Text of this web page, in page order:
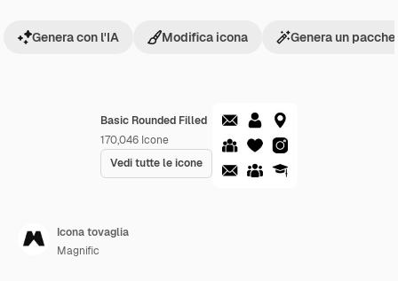
Basic Rounded Filled
170,046 Icone
Vedi tutte le icone
Genera con l'IA Modifica icona Genera un
Icona tovaglia
Magnific